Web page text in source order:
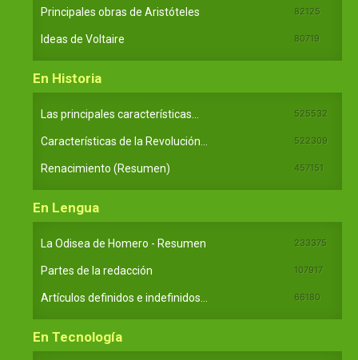
Principales obras de Aristóteles 82125
Ideas de Voltaire 80719
En Historia
Las principales características... 525532
Características de la Revolución... 522309
Renacimiento (Resumen) 457151
En Lengua
La Odisea de Homero - Resumen 233375
Partes de la redacción 107917
Artículos definidos e indefinidos... 66180
En Tecnología